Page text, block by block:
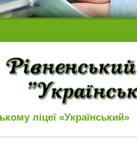
ліцеї «Український»